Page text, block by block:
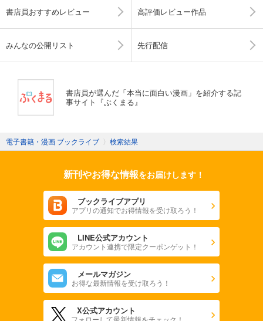
書店員おすすめレビュー 高評価レビュー作品
みんなの公開リスト 先行配信
書店員が選んだ「本当に面白い漫画」を紹介する記
事サイト『ぶくまる』
電子書籍・漫画 ブックライブ 〉 検索結果
新刊やお得な情報をお届けします！
ブックライブアプリ
アプリの通知でお得情報を受け取ろう！
LINE公式アカウント
アカウント連携で限定クーポンゲット！
メールマガジン
お得な最新情報を受け取ろう！
X公式アカウント